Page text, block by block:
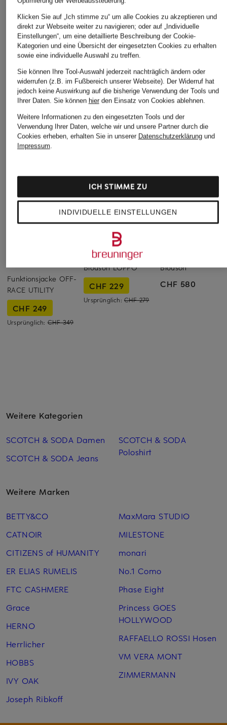
Funktionsjacke OFF-
RACE UTILITY
CHF 249
Ursprünglich: CHF 349
BOSS
Blouson LOPPO
CHF 229
Ursprünglich: CHF 279
Blouson
CHF 580
Weitere Kategorien
SCOTCH & SODA Damen
SCOTCH & SODA Jeans
SCOTCH & SODA
Poloshirt
Weitere Marken
BETTY&CO
CATNOIR
CITIZENS of HUMANITY
ER ELIAS RUMELIS
FTC CASHMERE
Grace
HERNO
Herrlicher
HOBBS
IVY OAK
Joseph Ribkoff
MaxMara STUDIO
MILESTONE
monari
No.1 Como
Phase Eight
Princess GOES
HOLLYWOOD
RAFFAELLO ROSSI Hosen
VM VERA MONT
ZIMMERMANN
Klicken Sie auf „Ich stimme zu“ um alle Cookies zu akzeptieren und
direkt zur Webseite weiter zu navigieren; oder auf „Individuelle
Einstellungen“, um eine detaillierte Beschreibung der Cookie-
Kategorien und eine Übersicht der eingesetzten Cookies zu erhalten
sowie eine individuelle Auswahl zu treffen.
Sie können Ihre Tool-Auswahl jederzeit nachträglich ändern oder
widerrufen (z.B. im Fußbereich unserer Webseite). Der Widerruf hat
jedoch keine Auswirkung auf die bisherige Verwendung der Tools und
Ihrer Daten. Sie können hierden Einsatz von Cookies ablehnen.
Weitere Informationen zu den eingesetzten Tools und der
Verwendung Ihrer Daten, welche wir und unsere Partner durch die
Cookies erheben, erhalten Sie in unserer Datenschutzerklärungund
Impressum.
INDIVIDUELLE EINSTELLUNGEN
ICH STIMME ZU